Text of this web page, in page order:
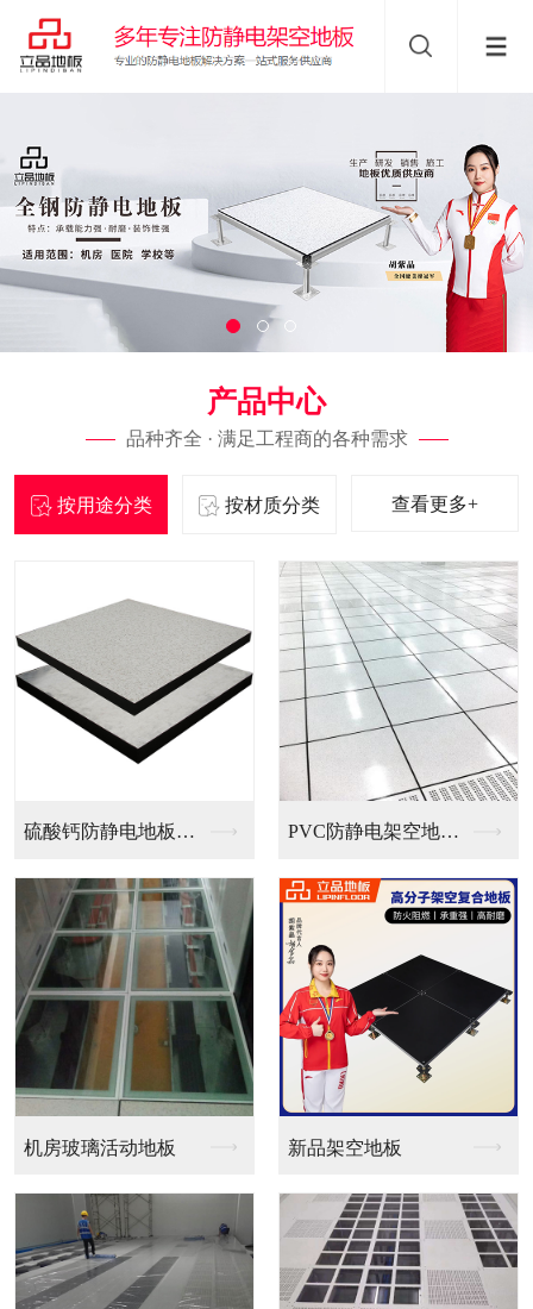
产品中心
品种齐全 · 满足工程商的各种需求
按用途分类 按材质分类 查看更多+
PVC防静电架空地板...
空地板
全钢无边防静电地板 全钢
同质透心PVC防静电... 木基